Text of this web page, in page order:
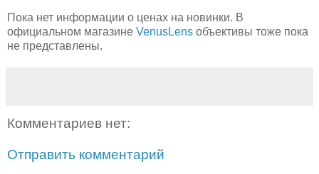
Пока нет информации о ценах на новинки. В
официальном магазине VenusLens объективы тоже пока
не представлены.
Комментариев нет:
Отправить комментарий